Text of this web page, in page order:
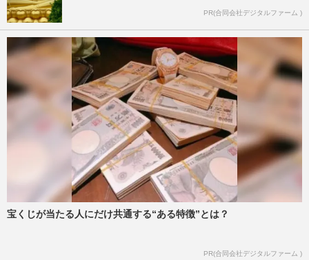
PR(合同会社デジタルファーム )
宝くじが当たる人にだけ共通する“ある特徴”とは？
PR(合同会社デジタルファーム )